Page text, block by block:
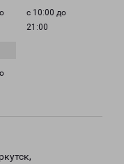
с 10:00 до
21:00